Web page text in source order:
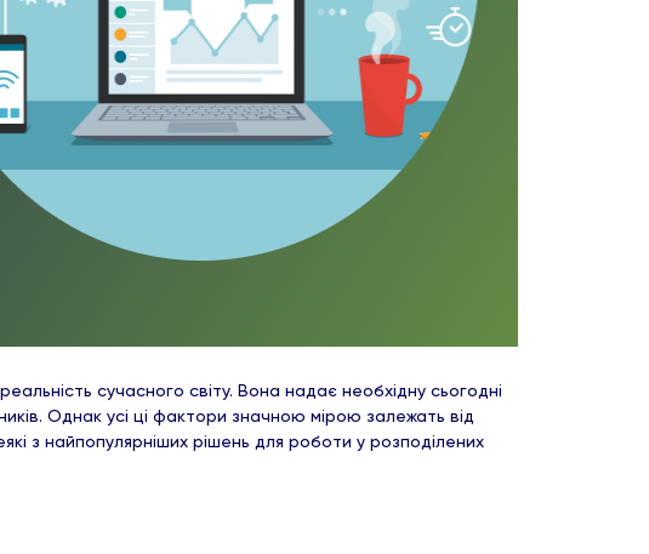
сучасного світу. Вона надає необхідну сьогодні
Однак усі ці фактори значною мірою залежать від
з найпопулярніших рішень для роботи у розподілених